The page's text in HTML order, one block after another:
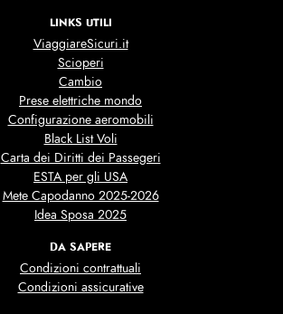
LINKS UTILI
ViaggiareSicuri.it
Scioperi
Cambio
Prese elettriche mondo
Configurazione aeromobili
Black List Voli
Carta dei Diritti dei Passegeri
ESTA per gli USA
Mete Capodanno 2025-2026
Idea Sposa 2025
DA SAPERE
Condizioni contrattuali
Condizioni assicurative